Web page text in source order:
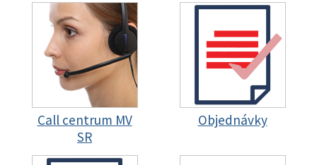
Call centrum MV
SR
Objednávky